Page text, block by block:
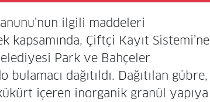
ilgili maddeleri
Çiftçi Kayıt Sistemi’ne
Park ve Bahçeler
dağıtıldı. Dağıtılan gübre,
içeren inorganik granül yapıya